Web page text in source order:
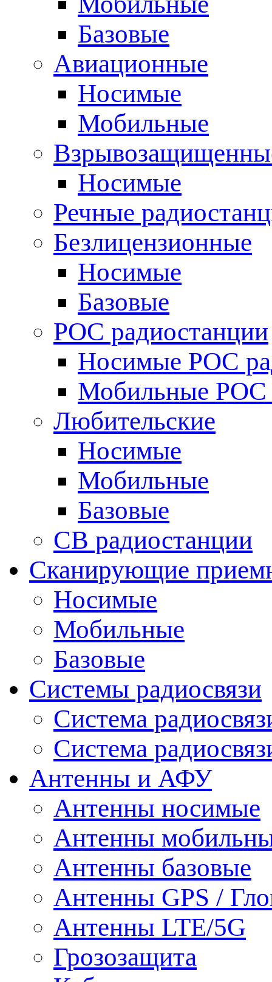
Базовые
Авиационные
Носимые
Мобильные
Носимые
Речные
Безлицензионные
Носимые
Базовые
POC радиостанции
Носимые POC
Мобильные POC
Любительские
Носимые
Мобильные
Базовые
CB радиостанции
Сканирующие
Носимые
Мобильные
Базовые
Системы радиосвязи
Система
Система
Антенны и АФУ
Антенны носимые
Антенны
Антенны базовые
Антенны GPS /
Антенны LTE/5G
Грозозащита